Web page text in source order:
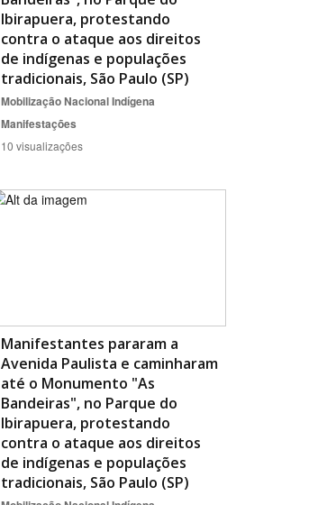
Ibirapuera, protestando
contra o ataque aos direitos
de indígenas e populações
tradicionais, São Paulo (SP)
Mobilização Nacional Indígena
Manifestações
10 visualizações
Manifestantes pararam a
Avenida Paulista e caminharam
até o Monumento "As
Bandeiras", no Parque do
Ibirapuera, protestando
contra o ataque aos direitos
de indígenas e populações
tradicionais, São Paulo (SP)